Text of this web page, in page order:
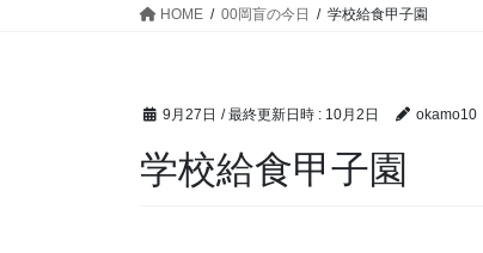
HOME 00岡盲の今日 学校給食甲子園
9月27日 / 最終更新日時 : 10月2日 okamo10
学校給食甲子園